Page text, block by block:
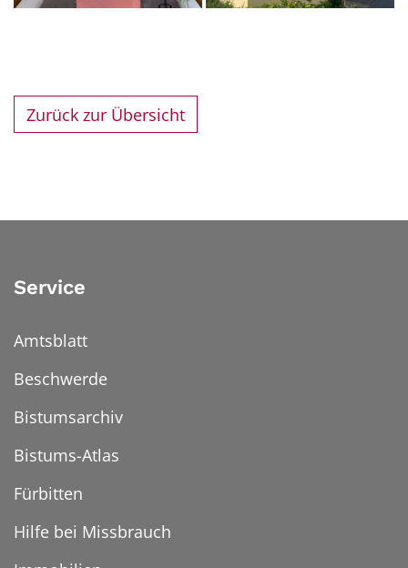
Zurück zur Übersicht
Service
Amtsblatt
Beschwerde
Bistumsarchiv
Bistums-Atlas
Fürbitten
Hilfe bei Missbrauch